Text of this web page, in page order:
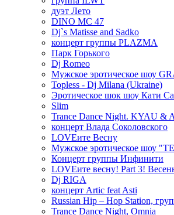
дуэт Лето
DINO MC 47
Dj`s Matisse and Sadko
концерт группы PLAZMA
Парк Горького
Dj Romeo
Мужское эротическое шоу
Topless - Dj Milana (Ukraine)
Эротическое шок шоу Кати
Slim
Trance Dance Night. KYAU &
концерт Влада Соколовского
LOVEите Весну
Мужское эротическое шоу
Концерт группы Инфинити
LOVEите весну! Part 3!
Dj RIGA
концерт Artic feat Asti
Russian Hip – Hop Station,
Trance Dance Night, Omnia